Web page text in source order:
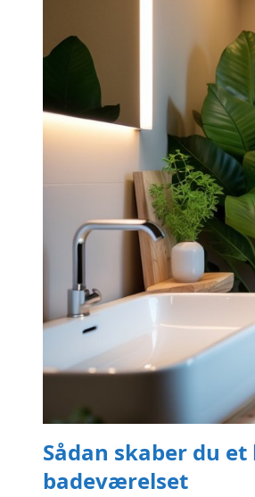
Sådan skaber du
badeværelset